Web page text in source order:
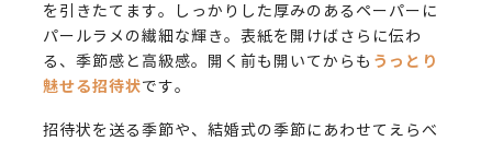
を引きたてます。しっかりした厚みのあるペーパーに
パールラメの繊細な輝き。表紙を開けばさらに伝わ
る、季節感と高級感。開く前も開いてからも うっとり
魅せる招待状です。
招待状を送る季節や、結婚式の季節にあわせてえらべ